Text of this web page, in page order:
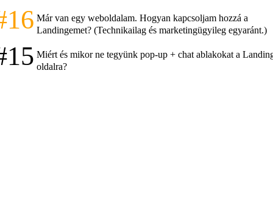
Már van egy weboldalam. Hogyan kapcsoljam hozzá a
Landingemet? (Technikailag és marketingügyileg egyaránt.)
Miért és mikor ne tegyünk pop-up + chat ablakokat a
oldalra?